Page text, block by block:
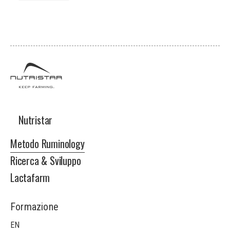
Nutristar
Nutristar
Metodo Ruminology
Ricerca & Sviluppo
Lactafarm
Formazione
EN